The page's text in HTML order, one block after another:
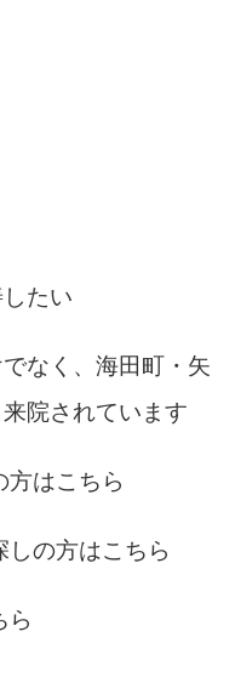
たい
なく、海田町・矢
院されています
方はこちら
しの方はこちら
ら